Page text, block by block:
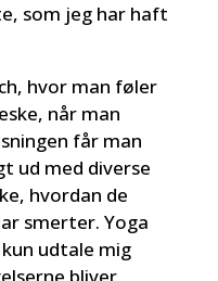
som jeg har haft
hvor man føler
når man
får man
ud med diverse
hvordan de
smerter. Yoga
udtale mig